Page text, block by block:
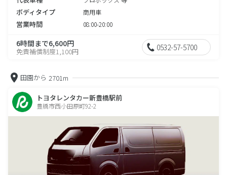
ボディタイプ 商用車
営業時間 08:00-20:00
6時間まで6,600円
免責補償制度1,100円 0532-57-5700
田園から 2701m
トヨタレンタカー新豊橋駅前
豊橋市西小田原町92-2